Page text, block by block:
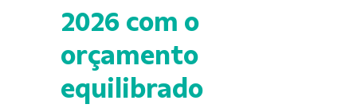
2026 com o
orçamento
equilibrado